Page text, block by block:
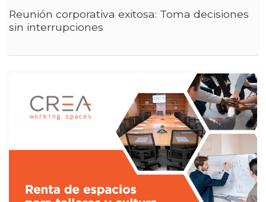
Reunión corporativa exitosa: Toma decisiones
sin interrupciones